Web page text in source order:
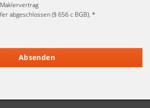
abgeschlossen (§ 656 c BGB). *
Absenden